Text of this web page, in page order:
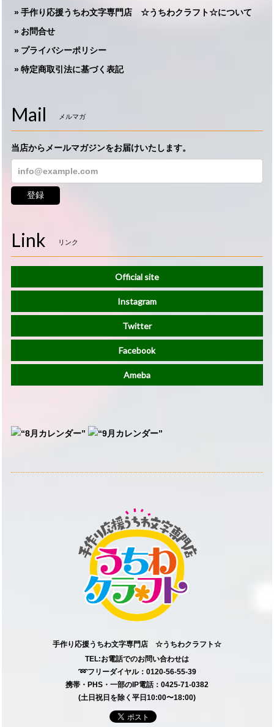
手作り応援うちわ文字専門店 ☆うちわクラフト☆について
お問合せ
プライバシーポリシー
特定商取引法に基づく表記
Mail メルマガ
当店からメールマガジンをお届けいたします。
登録
Link リンク
Official site
Instagram
Twitter
Facebook
Ameba
手作り応援うちわ文字専門店 ☆うちわクラフト☆
TEL:お電話でのお問い合わせは
➿フリーダイヤル：0120-56-55-39
携帯・PHS・一部のIP電話：0425-71-0382
(土日祝日を除く平日10:00〜18:00)